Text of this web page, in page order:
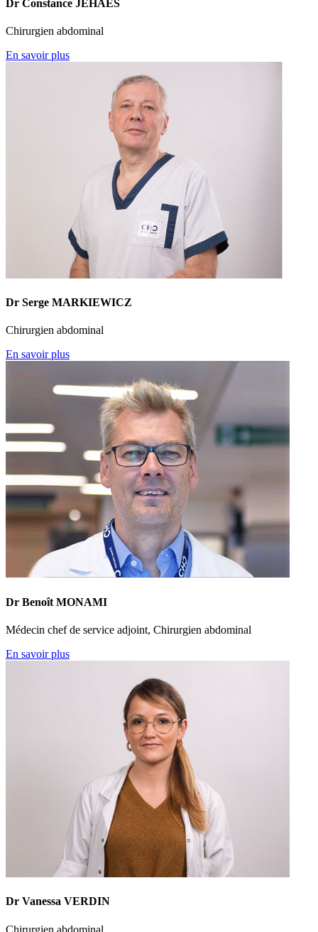
Dr Constance JEHAES
Chirurgien abdominal
En savoir plus
Dr Serge MARKIEWICZ
Chirurgien abdominal
En savoir plus
Dr Benoît MONAMI
Médecin chef de service adjoint, Chirurgien abdominal
En savoir plus
Dr Vanessa VERDIN
Chirurgien abdominal